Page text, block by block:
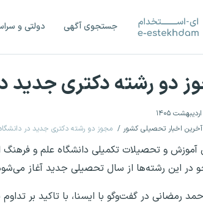
جستجوی آگهی دولتی و
دو رشته دکتری جدید
آخرین اخبار تحصیلی کشور مجوز دو رشته دکتری جدید در
آموزش و تحصیلات تکمیلی دانشگاه علم و
در این رشته‌ها از سال تحصیلی جدید آغاز
رمضانی در گفت‌وگو با ایسنا، با تاکید بر